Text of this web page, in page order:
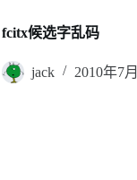
fcitx候选字乱码
jack 2010年7